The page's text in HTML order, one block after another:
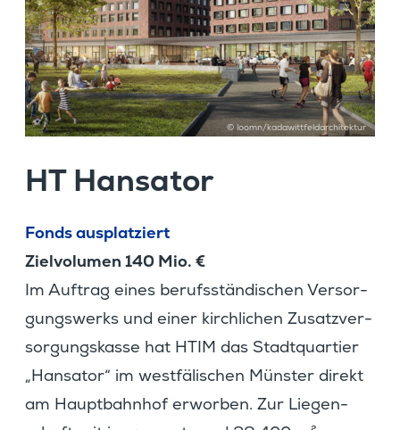
© loomn/kadawittfeldarchitektur
HT Hansator
Fonds ausplat­ziert
Zielvo­lumen 140 Mio. €
Im Auftrag eines berufs­stän­di­schen Versor­
gungs­werks und einer kirch­li­chen Zusatz­ver­
sor­gungs­kasse hat HTIM das Stadt­quar­tier
„Hansator“ im westfä­li­schen Münster direkt
am Haupt­bahnhof erworben. Zur Liegen­